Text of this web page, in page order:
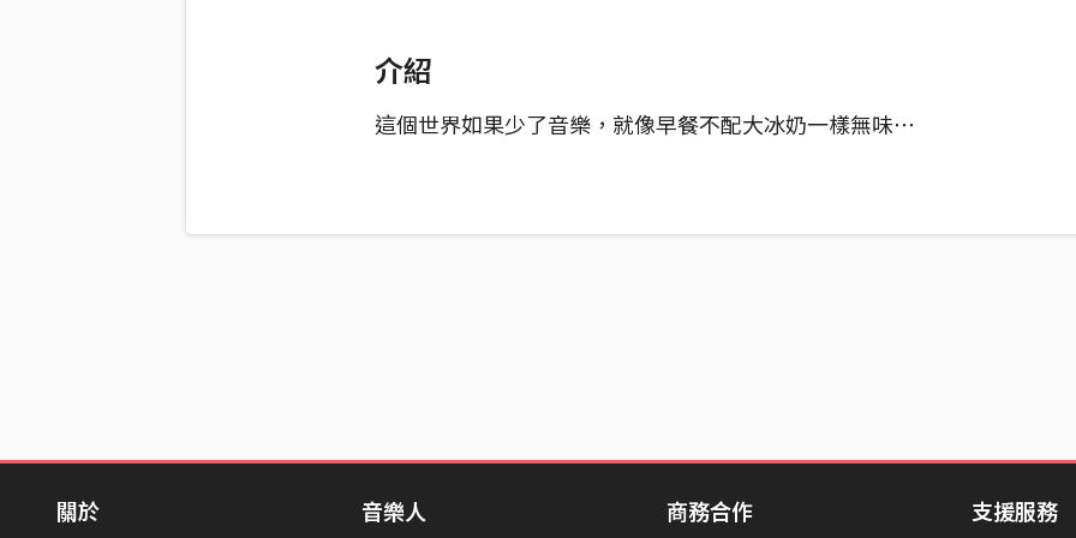
介紹
這個世界如果少了音樂，就像早餐不配大冰奶一樣無味⋯
關於 音樂人 商務合作 支援服務